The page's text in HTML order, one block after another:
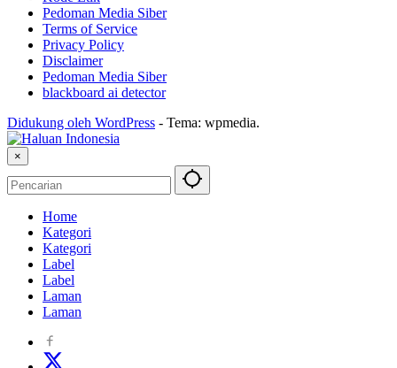
Pedoman Media Siber
Terms of Service
Privacy Policy
Disclaimer
Pedoman Media Siber
blackboard ai detector
Didukung oleh WordPress - Tema: wpmedia.
×
Home
Kategori
Kategori
Label
Label
Laman
Laman